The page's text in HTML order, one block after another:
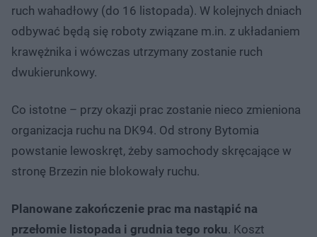
ruch wahadłowy (do 16 listopada). W kolejnych dniach
odbywać będą się roboty związane m.in. z układaniem
krawężnika i wówczas utrzymany zostanie ruch
dwukierunkowy.
Co istotne – przy okazji prac zostanie nieco zmieniona
organizacja ruchu na DK94. Od strony Bytomia
powstanie lewoskręt, żeby samochody skręcające w
stronę Brzezin nie blokowały ruchu.
Planowane zakończenie prac ma nastąpić na
przełomie listopada i grudnia tego roku. Koszt